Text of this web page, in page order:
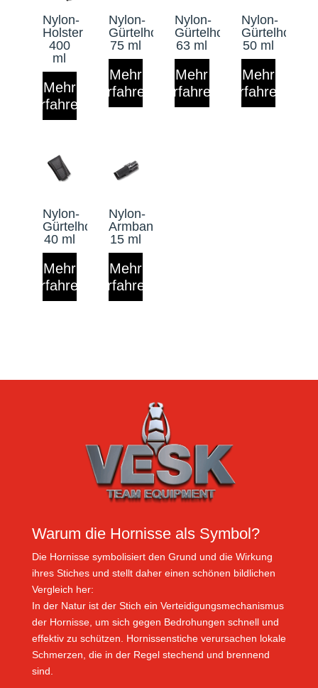
Nylon-
Holster
400
ml
Mehr
erfahren
Nylon-
Gürtelholster
75 ml
Mehr
erfahren
Nylon-
Gürtelholster
63 ml
Mehr
erfahren
Nylon-
Gürtelholster
50 ml
Mehr
erfahren
Nylon-
Gürtelholster
40 ml
Mehr
erfahren
Nylon-
Armbandholster
15 ml
Mehr
erfahren
Warum die Hornisse als Symbol?
Die Hornisse symbolisiert den Grund und die Wirkung
ihres Stiches und stellt daher einen schönen bildlichen
Vergleich her:
In der Natur ist der Stich ein Verteidigungsmechanismus
der Hornisse, um sich gegen Bedrohungen schnell und
effektiv zu schützen. Hornissenstiche verursachen lokale
Schmerzen, die in der Regel stechend und brennend
sind.